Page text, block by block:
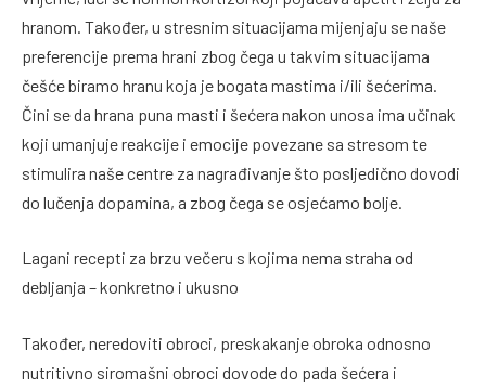
hranom. Također, u stresnim situacijama mijenjaju se naše
preferencije prema hrani zbog čega u takvim situacijama
češće biramo hranu koja je bogata mastima i/ili šećerima.
Čini se da hrana puna masti i šećera nakon unosa ima učinak
koji umanjuje reakcije i emocije povezane sa stresom te
stimulira naše centre za nagrađivanje što posljedično dovodi
do lučenja dopamina, a zbog čega se osjećamo bolje.
Lagani recepti za brzu večeru s kojima nema straha od
debljanja – konkretno i ukusno
Također, neredoviti obroci, preskakanje obroka odnosno
nutritivno siromašni obroci dovode do pada šećera i